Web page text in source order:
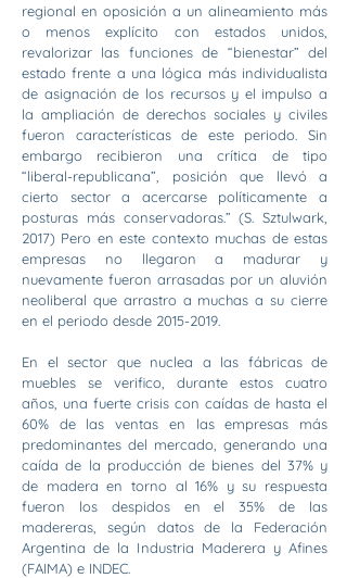
regional en oposición a un alineamiento más
o menos explícito con estados unidos,
revalorizar las funciones de “bienestar” del
estado frente a una lógica más individualista
de asignación de los recursos y el impulso a
la ampliación de derechos sociales y civiles
fueron características de este periodo. Sin
embargo recibieron una crítica de tipo
“liberal-republicana”, posición que llevó a
cierto sector a acercarse políticamente a
posturas más conservadoras.” (S. Sztulwark,
2017) Pero en este contexto muchas de estas
empresas no llegaron a madurar y
nuevamente fueron arrasadas por un aluvión
neoliberal que arrastro a muchas a su cierre
en el periodo desde 2015-2019.
En el sector que nuclea a las fábricas de
muebles se verifico, durante estos cuatro
años, una fuerte crisis con caídas de hasta el
60% de las ventas en las empresas más
predominantes del mercado, generando una
caída de la producción de bienes del 37% y
de madera en torno al 16% y su respuesta
fueron los despidos en el 35% de las
madereras, según datos de la Federación
Argentina de la Industria Maderera y Afines
(FAIMA) e INDEC.